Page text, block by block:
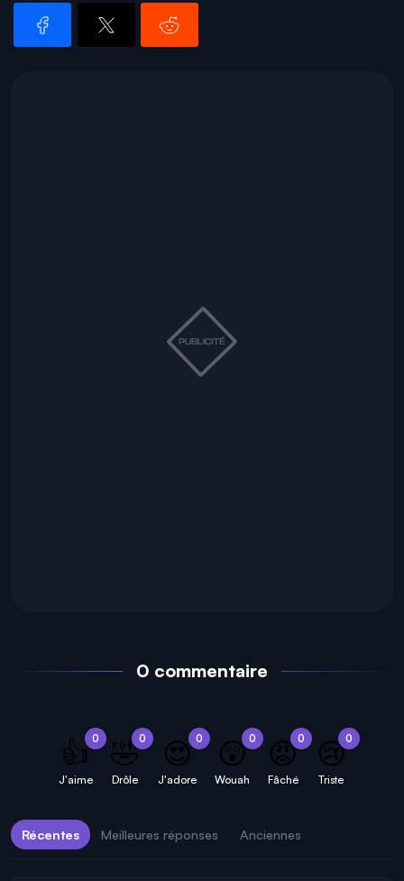
0 commentaire
0
👍
J'aime
0
🤣
Drôle
0
😍
J'adore
0
😲
Wouah
0
😡
Fâché
0
😢
Triste
Récentes Meilleures réponses Anciennes